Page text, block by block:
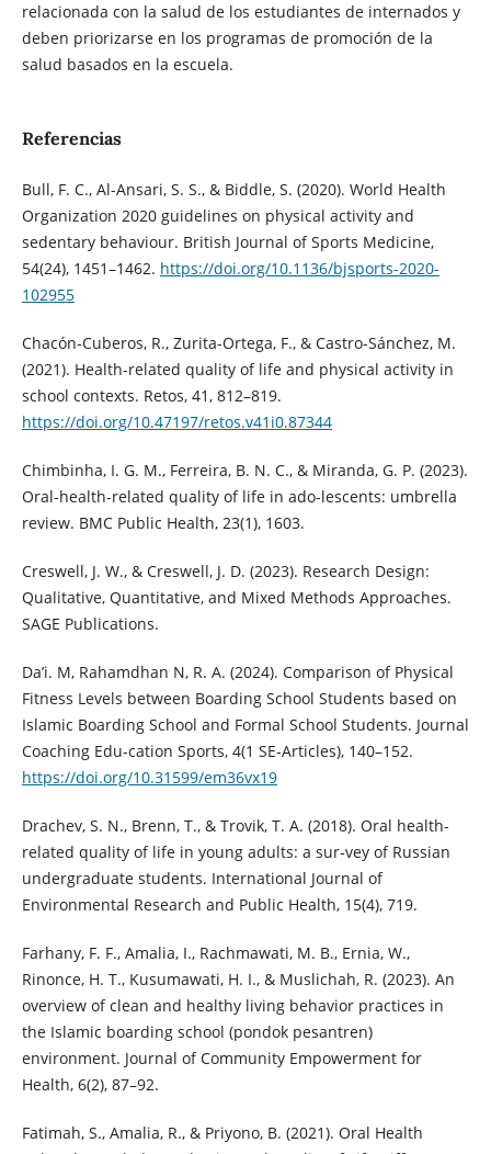
relacionada con la salud de los estudiantes de internados y
deben priorizarse en los programas de promoción de la
salud basados en la escuela.
Referencias
Bull, F. C., Al-Ansari, S. S., & Biddle, S. (2020). World Health
Organization 2020 guidelines on physical activity and
sedentary behaviour. British Journal of Sports Medicine,
54(24), 1451–1462. https://doi.org/10.1136/bjsports-2020-
102955
Chacón-Cuberos, R., Zurita-Ortega, F., & Castro-Sánchez, M.
(2021). Health-related quality of life and physical activity in
school contexts. Retos, 41, 812–819.
https://doi.org/10.47197/retos.v41i0.87344
Chimbinha, I. G. M., Ferreira, B. N. C., & Miranda, G. P. (2023).
Oral-health-related quality of life in ado-lescents: umbrella
review. BMC Public Health, 23(1), 1603.
Creswell, J. W., & Creswell, J. D. (2023). Research Design:
Qualitative, Quantitative, and Mixed Methods Approaches.
SAGE Publications.
Da’i. M, Rahamdhan N, R. A. (2024). Comparison of Physical
Fitness Levels between Boarding School Students based on
Islamic Boarding School and Formal School Students. Journal
Coaching Edu-cation Sports, 4(1 SE-Articles), 140–152.
https://doi.org/10.31599/em36vx19
Drachev, S. N., Brenn, T., & Trovik, T. A. (2018). Oral health-
related quality of life in young adults: a sur-vey of Russian
undergraduate students. International Journal of
Environmental Research and Public Health, 15(4), 719.
Farhany, F. F., Amalia, I., Rachmawati, M. B., Ernia, W.,
Rinonce, H. T., Kusumawati, H. I., & Muslichah, R. (2023). An
overview of clean and healthy living behavior practices in
the Islamic boarding school (pondok pesantren)
environment. Journal of Community Empowerment for
Health, 6(2), 87–92.
Fatimah, S., Amalia, R., & Priyono, B. (2021). Oral Health